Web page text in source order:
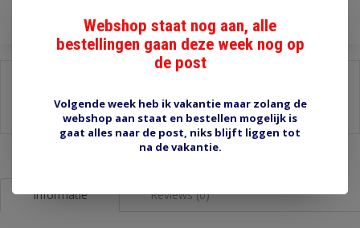
Stel een vraag over dit product
Afdrukken
Informatie Reviews (0)
Webshop staat nog aan, alle
bestellingen gaan deze week nog op
de post
Volgende week heb ik vakantie maar zolang de
webshop aan staat en bestellen mogelijk is
gaat alles naar de post, niks blijft liggen tot
na de vakantie.